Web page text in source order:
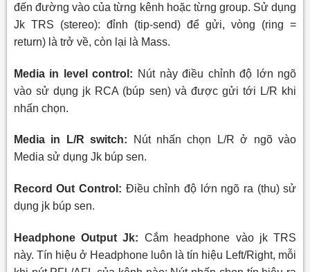
đến đường vào của từng kênh hoặc từng group. Sử dụng
Jk TRS (stereo): đỉnh (tip-send) để gửi, vòng (ring =
return) là trở về, còn lại là Mass.
Media in level control: Nút này điều chỉnh độ lớn ngõ
vào sử dụng jk RCA (búp sen) và được gửi tới L/R khi
nhấn chọn.
Media in L/R switch: Nút nhấn chọn L/R ở ngõ vào
Media sử dụng Jk búp sen.
Record Out Control: Điều chỉnh độ lớn ngõ ra (thu) sử
dụng jk búp sen.
Headphone Output Jk: Cắm headphone vào jk TRS
này. Tín hiệu ở Headphone luôn là tín hiệu Left/Right, mỗi